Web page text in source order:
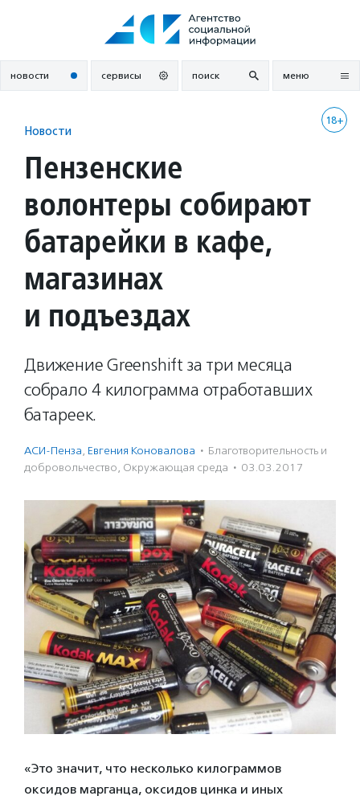
новости сервисы поиск меню
18+
Новости
Пензенские
волонтеры собирают
батарейки в кафе,
магазинах
и подъездах
Движение Greenshift за три месяца
собрало 4 килограмма отработавших
батареек.
АСИ-Пенза, Евгения Коновалова · Благотвори­тель­ность и
доброволь­чест­во, Окружающая среда · 03.03.2017
«Это значит, что несколько килограммов
оксидов марганца, оксидов цинка и иных